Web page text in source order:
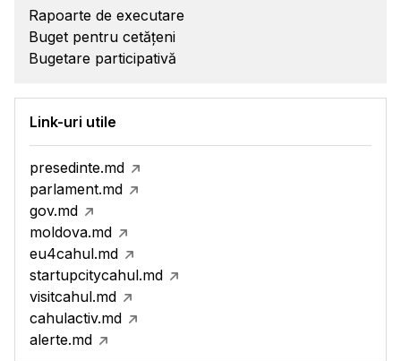
Rapoarte de executare
Buget pentru cetățeni
Bugetare participativă
Link-uri utile
presedinte.md
parlament.md
gov.md
moldova.md
eu4cahul.md
startupcitycahul.md
visitcahul.md
cahulactiv.md
alerte.md